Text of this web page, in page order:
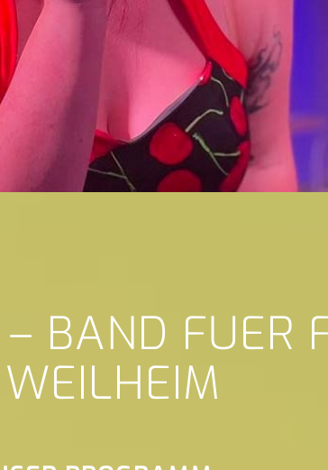
BAND FUER
WEILHEIM